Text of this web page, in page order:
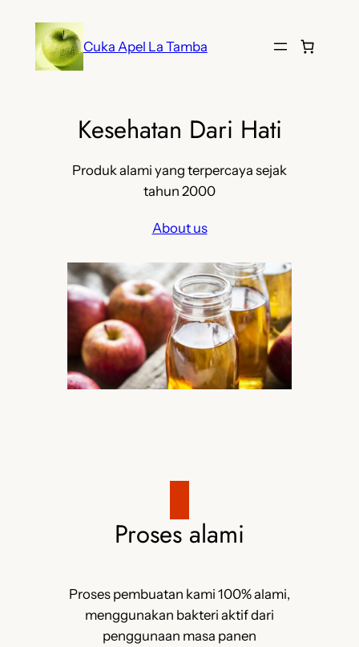
konten
Cuka Apel La Tamba
Kesehatan Dari Hati
Produk alami yang terpercaya sejak
tahun 2000
About us
Proses alami
Proses pembuatan kami 100% alami,
menggunakan bakteri aktif dari
penggunaan masa panen